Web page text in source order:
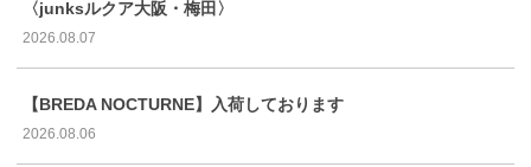
〈junksルクア大阪・梅田〉
2026.08.07
【BREDA NOCTURNE】入荷しております
2026.08.06